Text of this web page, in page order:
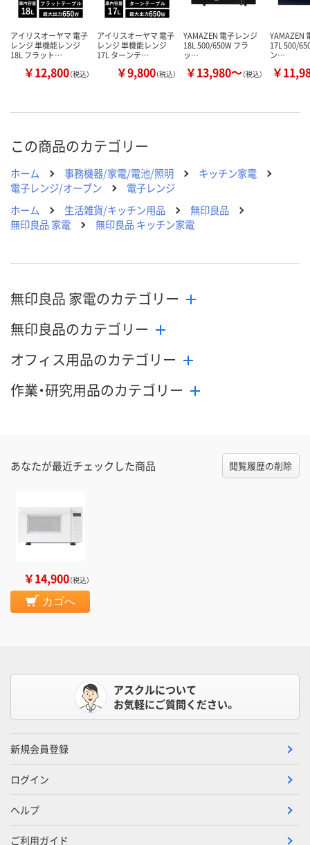
アイリスオーヤマ 電子
レンジ 単機能レンジ
18L フラット…
￥12,800（税込）
アイリスオーヤマ 電子
レンジ 単機能レンジ
17L ターンテ…
￥9,800（税込）
YAMAZEN 電子レンジ
18L 500/650W フラ
ッ…
￥13,980～（税込）
YAMAZEN
17L 500/
ン…
￥
この商品のカテゴリー
ホーム 事務機器/家電/電池/照明
キッチン家電
電子レンジ/オーブン
電子レンジ
ホーム
生活雑貨/キッチン用品
無印良品
無印良品 家電
無印良品 キッチン家電
無印良品 家電のカテゴリー
無印良品のカテゴリー
オフィス用品のカテゴリー
作業・研究用品のカテゴリー
あなたが最近チェックした商品 閲覧履歴の削除
￥14,900（税込）
カゴへ
アスクルについて
お気軽にご質問ください。
新規会員登録
ログイン
ヘルプ
ご利用ガイド